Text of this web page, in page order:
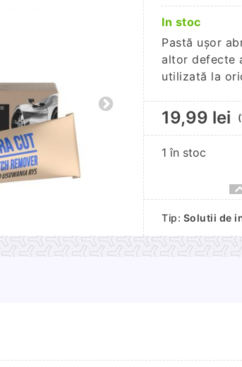
In stoc
Pastă ușor
altor defecte
utilizată la
19,99 lei
1 în stoc
Tip: Solutii de